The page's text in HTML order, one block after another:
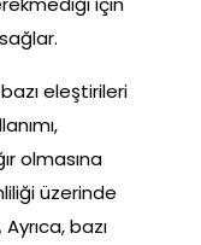
eleştirileri
olmasına
üzerinde
bazı